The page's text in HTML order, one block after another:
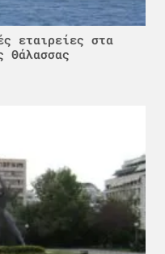
εταιρείες στα
Θάλασσας